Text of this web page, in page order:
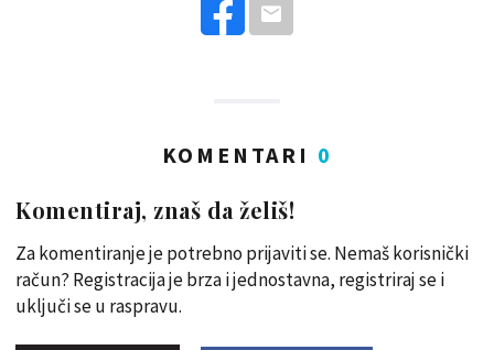
KOMENTARI 0
Komentiraj, znaš da želiš!
Za komentiranje je potrebno prijaviti se. Nemaš korisnički
račun? Registracija je brza i jednostavna, registriraj se i
uključi se u raspravu.